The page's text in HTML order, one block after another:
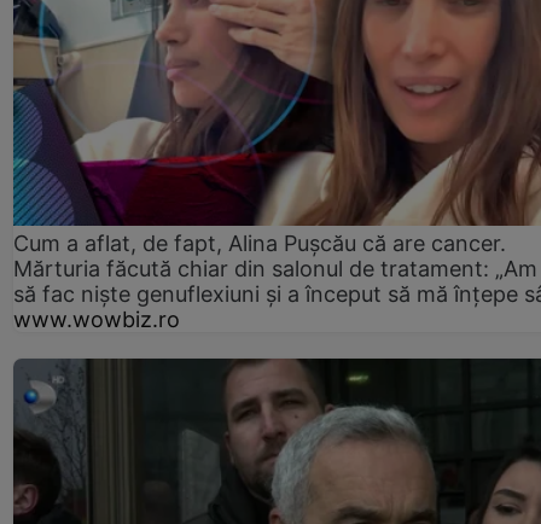
Cum a aflat, de fapt, Alina Pușcău că are cancer.
Mărturia făcută chiar din salonul de tratament:
să fac niște genuflexiuni și a început să mă înțepe
www.wowbiz.ro